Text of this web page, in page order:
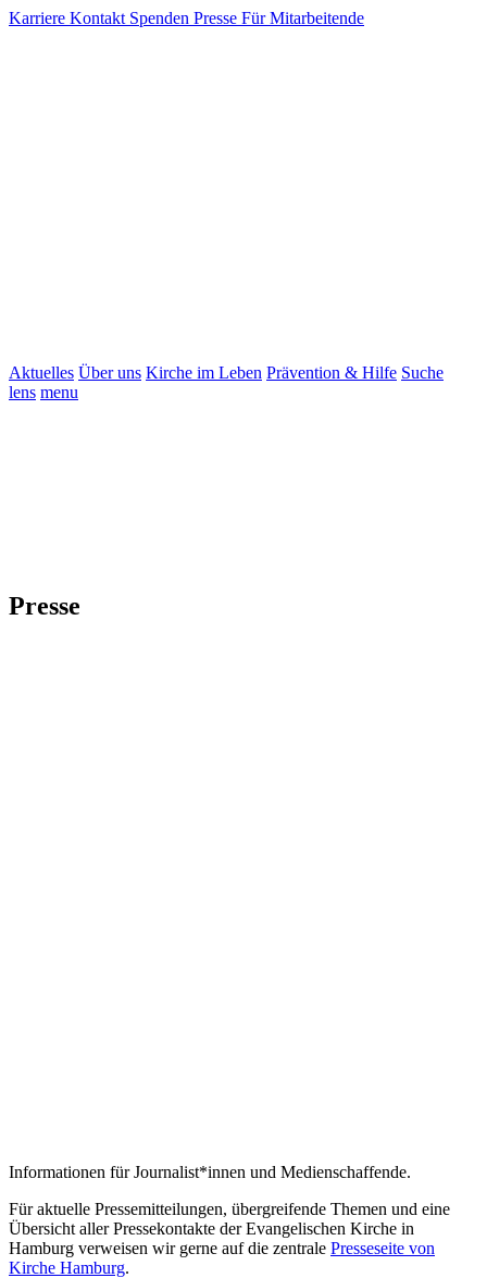
Karriere Kontakt Spenden Presse Für Mitarbeitende
Aktuelles Über uns Kirche im Leben Prävention & Hilfe Suche
lens menu
Presse
Informationen für Journalist*innen und Medienschaffende.
Für aktuelle Pressemitteilungen, übergreifende Themen und eine
Übersicht aller Pressekontakte der Evangelischen Kirche in
Hamburg verweisen wir gerne auf die zentrale Presseseite von
Kirche Hamburg.